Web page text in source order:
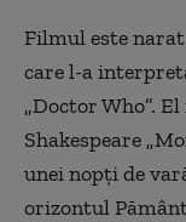
Filmul este
care l-a
„Doctor Who”.
Shakespeare
unei nopţi de
orizontul